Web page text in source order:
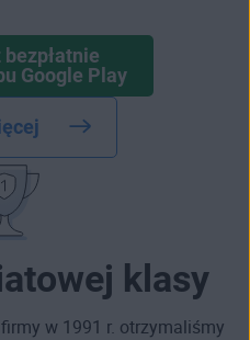
Google Play
klasy
w 1991 r. otrzymaliśmy